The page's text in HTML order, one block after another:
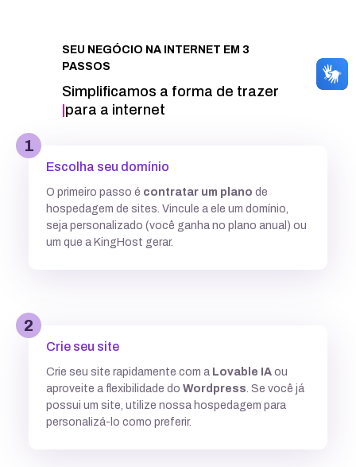
Informações técnicas
Banco de dados MySQL ilimitados
7,7GB 12,5 GB
Múltiplas versões do PHP
Múltiplas versões do ASP
SEU NEGÓCIO NA INTERNET EM 3
PASSOS
Simplificamos a forma de trazer
seu proj|para a internet
1
Escolha seu domínio
O primeiro passo é contratar um plano de
hospedagem de sites. Vincule a ele um domínio,
seja personalizado (você ganha no plano anual) ou
um que a KingHost gerar.
2
Crie seu site
Crie seu site rapidamente com a Lovable IA ou
aproveite a flexibilidade do Wordpress . Se você já
possui um site, utilize nossa hospedagem para
personalizá-lo como preferir.